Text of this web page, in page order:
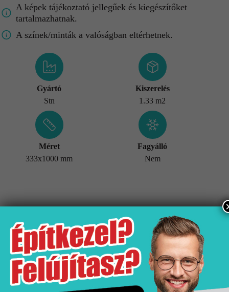
A képek tájékoztató jellegűek és kiegészítőket
tartalmazhatnak.
A színek/minták a valóságban eltérhetnek.
Gyártó
Stn
Kiszerelés
1.33 m2
Méret
333x1000 mm
Fagyálló
Nem
Tömeg 24,70 kg
Értékesítési egység doboz
Fagyálló Nem